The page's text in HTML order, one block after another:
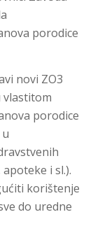
porodice
novi ZO3
vlastitom
porodice
i sl.).
korištenje
do uredne